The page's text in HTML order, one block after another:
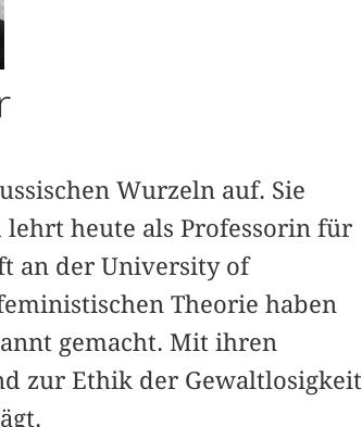
Wurzeln auf. Sie
heute als Professorin für
an der University of
Theorie haben
gemacht. Mit ihren
zur Ethik der Gewaltlosigkeit